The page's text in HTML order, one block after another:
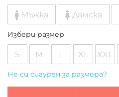
Мъжка Дамска
Избери размер
S M L XL XXL
Не си сигурен за размера?